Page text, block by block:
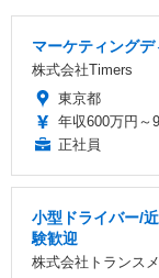
マーケティング
株式会社Timers
東京都
年収600万円～
正社員
小型ドライバー/
験歓迎
株式会社トランス